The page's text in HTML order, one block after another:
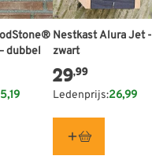
dubbel
Nestkast Alura Jet -
zwart
29,99
Ledenprijs:26,99